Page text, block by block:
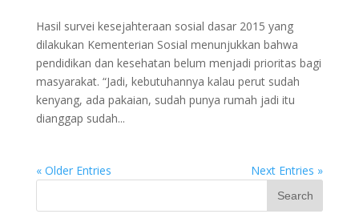
Hasil survei kesejahteraan sosial dasar 2015 yang
dilakukan Kementerian Sosial menunjukkan bahwa
pendidikan dan kesehatan belum menjadi prioritas bagi
masyarakat. “Jadi, kebutuhannya kalau perut sudah
kenyang, ada pakaian, sudah punya rumah jadi itu
dianggap sudah...
« Older Entries Next Entries »